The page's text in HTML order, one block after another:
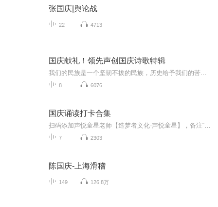
张国庆|舆论战
22 4713
国庆献礼！领先声创国庆诗歌特辑
8 6076
国庆诵读打卡合集
7 2303
陈国庆-上海滑稽
149 126.8万